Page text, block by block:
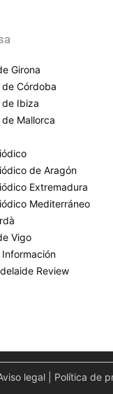
Girona
de Córdoba
de Ibiza
de Mallorca
de Aragón
Extremadura
Mediterráneo
Vigo
Información
Review
legal Política de